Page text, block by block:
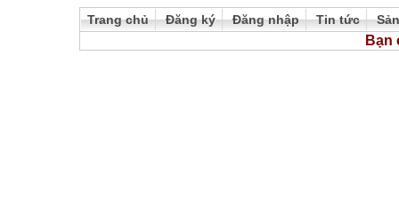
Trang chủ Đăng ký Đăng nhập Tin tức
Bạn